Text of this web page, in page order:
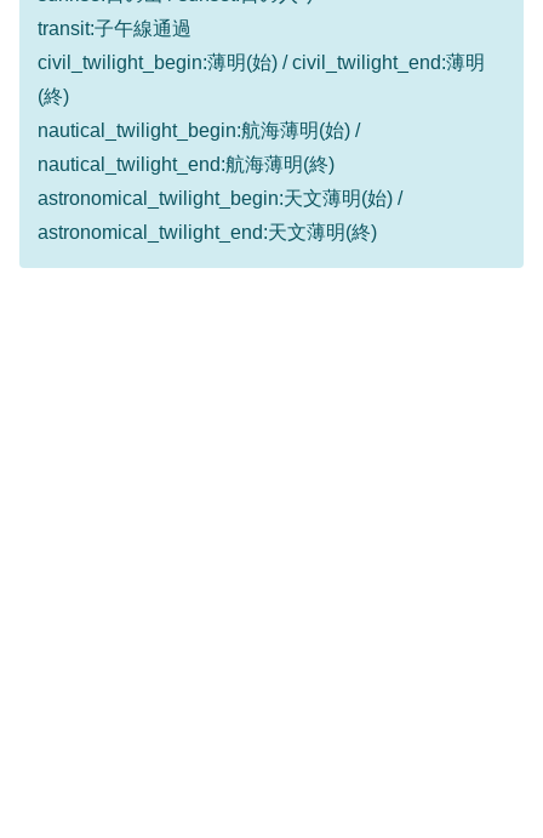
transit:子午線通過
civil_twilight_begin:薄明(始) / civil_twilight_end:薄明
(終)
nautical_twilight_begin:航海薄明(始) /
nautical_twilight_end:航海薄明(終)
astronomical_twilight_begin:天文薄明(始) /
astronomical_twilight_end:天文薄明(終)